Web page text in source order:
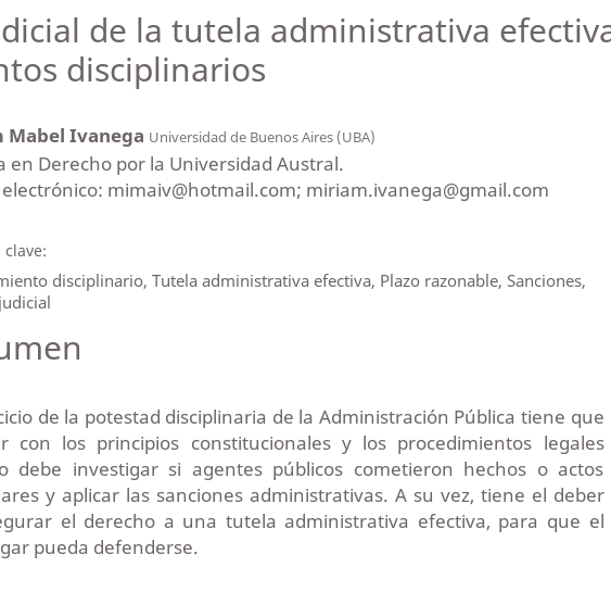
de la tutela administrativa
disciplinarios
Mabel Ivanega Universidad de Buenos Aires (UBA)
en Derecho por la Universidad Austral.
mimaiv@hotmail.com; miriam.ivanega@gmail.com
clave:
disciplinario, Tutela administrativa efectiva, Plazo razonable, Sanciones,
de la potestad disciplinaria de la Administración Pública tiene que
con los principios constitucionales y los procedimientos legales
debe investigar si agentes públicos cometieron hechos o actos
y aplicar las sanciones administrativas. A su vez, tiene el deber
el derecho a una tutela administrativa efectiva, para que el
pueda defenderse.